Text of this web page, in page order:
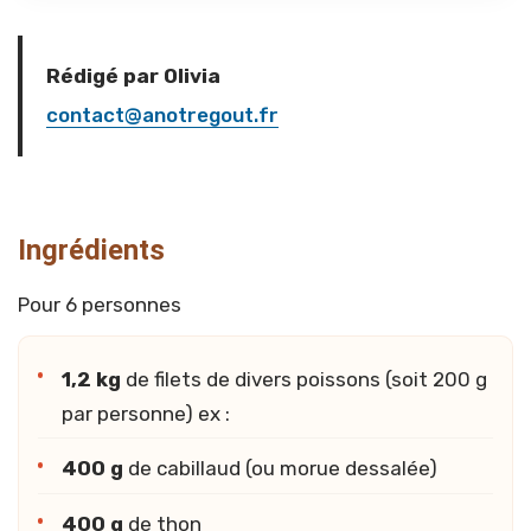
Rédigé par Olivia
contact@anotregout.fr
Ingrédients
Pour 6 personnes
1,2 kg de filets de divers poissons (soit 200 g
par personne) ex :
400 g de cabillaud (ou morue dessalée)
400 g de thon